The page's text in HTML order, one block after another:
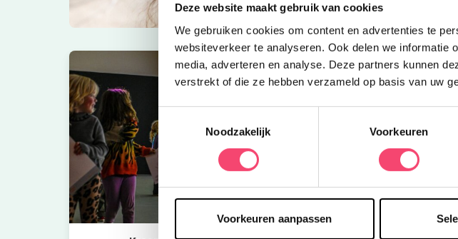
Deze website maakt gebruik van cookies
We gebruiken cookies om content en advertenties te
websiteverkeer te analyseren. Ook delen we
media, adverteren en analyse. Deze partners kunnen
verstrekt of die ze hebben verzameld op basis van uw
Noodzakelijk
Voorkeuren
Voorkeuren aanpassen